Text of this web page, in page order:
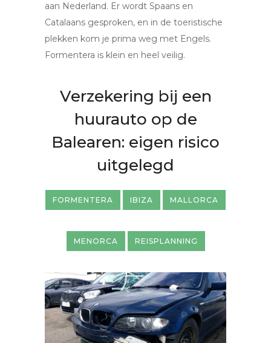
aan Nederland. Er wordt Spaans en
Catalaans gesproken, en in de toeristische
plekken kom je prima weg met Engels.
Formentera is klein en heel veilig.
Verzekering bij een
huurauto op de
Balearen: eigen risico
uitgelegd
FORMENTERA IBIZA MALLORCA
MENORCA REISPLANNING